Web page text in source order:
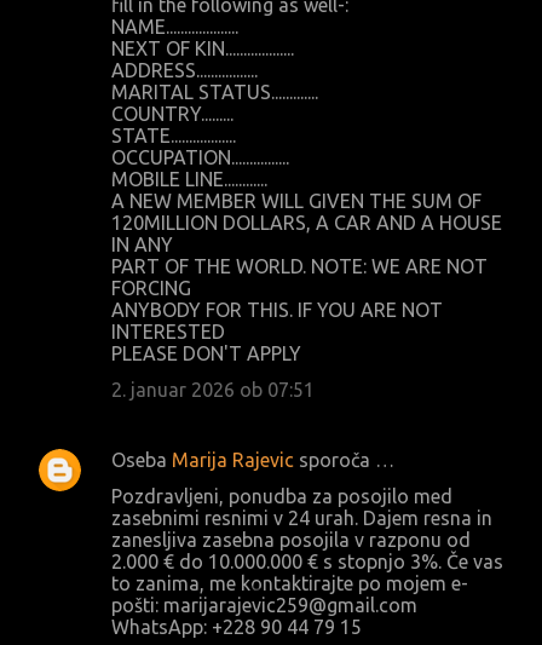
fill in the following as well-:
NAME....................
NEXT OF KIN...................
ADDRESS.................
MARITAL STATUS.............
COUNTRY.........
STATE..................
OCCUPATION................
MOBILE LINE............
A NEW MEMBER WILL GIVEN THE SUM OF
120MILLION DOLLARS, A CAR AND A HOUSE
IN ANY
PART OF THE WORLD. NOTE: WE ARE NOT
FORCING
ANYBODY FOR THIS. IF YOU ARE NOT
INTERESTED
PLEASE DON'T APPLY
2. januar 2026 ob 07:51
Oseba Marija Rajevic sporoča …
Pozdravljeni, ponudba za posojilo med
zasebnimi resnimi v 24 urah. Dajem resna in
zanesljiva zasebna posojila v razponu od
2.000 € do 10.000.000 € s stopnjo 3%. Če vas
to zanima, me kontaktirajte po mojem e-
pošti: marijarajevic259@gmail.com
WhatsApp: +228 90 44 79 15